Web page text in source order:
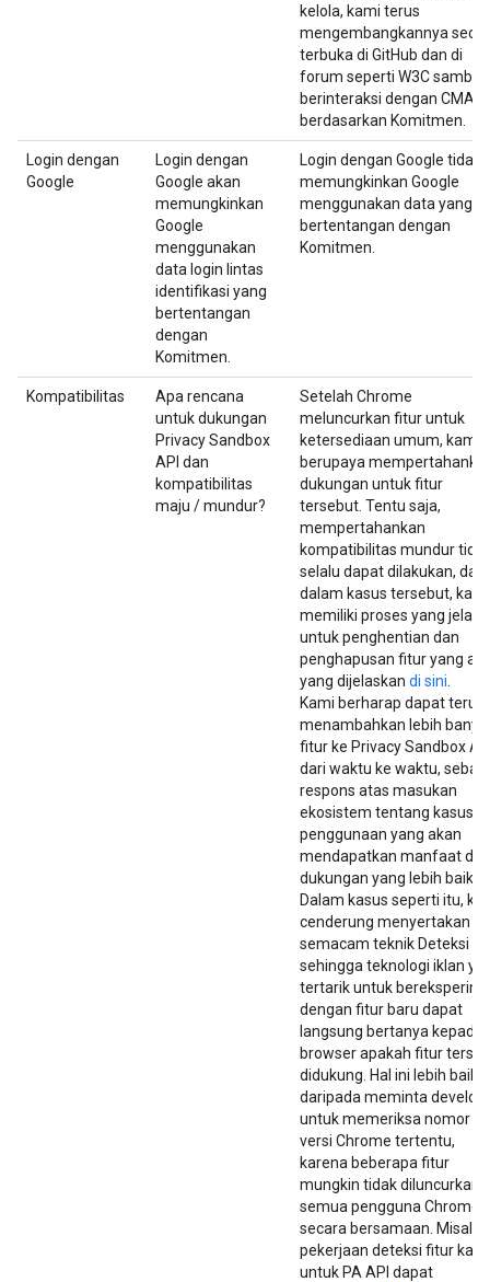
kelola, kami terus
mengembangkannya
terbuka di GitHub dan di
forum seperti W3C sambil
berinteraksi dengan CMA
berdasarkan Komitmen.
Login dengan
Google
Login dengan
Google akan
memungkinkan
Google
menggunakan
data login lintas
identifikasi yang
bertentangan
dengan
Komitmen.
Login dengan Google tidak
memungkinkan Google
menggunakan data yang
bertentangan dengan
Komitmen.
Kompatibilitas
Apa rencana
untuk dukungan
Privacy Sandbox
API dan
kompatibilitas
maju / mundur?
Setelah Chrome
meluncurkan fitur untuk
ketersediaan umum, kami
berupaya
dukungan untuk fitur
tersebut. Tentu saja,
mempertahankan
kompatibilitas mundur
selalu dapat dilakukan, dan
dalam kasus tersebut, kami
memiliki proses yang jelas
untuk penghentian dan
penghapusan fitur yang
yang dijelaskan di sini
Kami berharap dapat terus
menambahkan lebih
fitur ke Privacy Sandbox
dari waktu ke waktu,
respons atas masukan
ekosistem tentang kasus
penggunaan yang akan
mendapatkan manfaat dari
dukungan yang lebih baik.
Dalam kasus seperti itu,
cenderung menyertakan
semacam teknik Deteksi
sehingga teknologi iklan
tertarik untuk
dengan fitur baru dapat
langsung bertanya kepada
browser apakah fitur
didukung. Hal ini lebih baik
daripada meminta
untuk memeriksa nomor
versi Chrome tertentu,
karena beberapa fitur
mungkin tidak diluncurkan
semua pengguna Chrome
secara bersamaan.
pekerjaan deteksi fitur kami
untuk PA API dapat